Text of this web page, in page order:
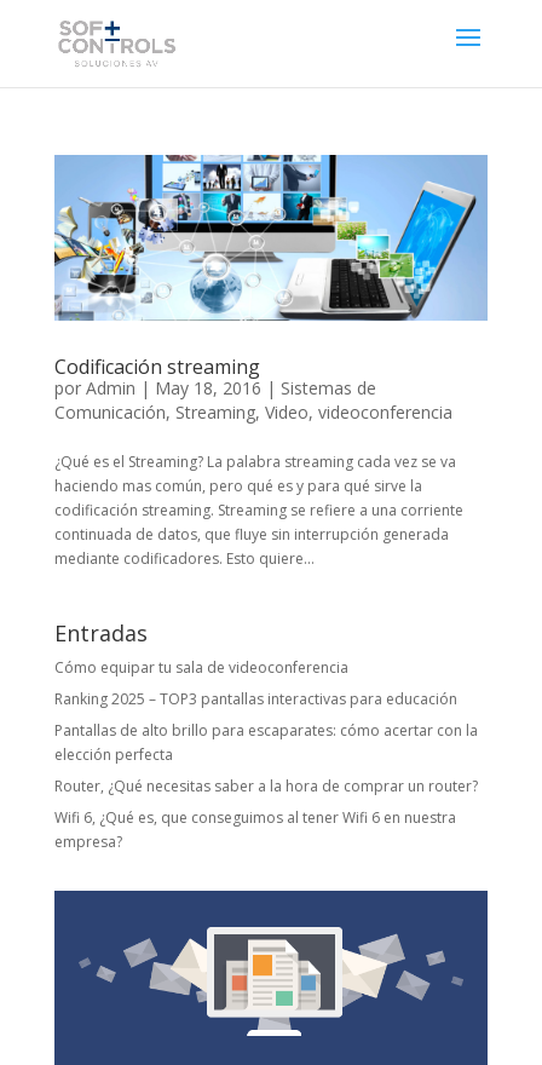
Codificación streaming
por Admin | May 18, 2016 | Sistemas de
Comunicación, Streaming, Video, videoconferencia
¿Qué es el Streaming? La palabra streaming cada vez se va
haciendo mas común, pero qué es y para qué sirve la
codificación streaming. Streaming se refiere a una corriente
continuada de datos, que fluye sin interrupción generada
mediante codificadores. Esto quiere...
Entradas
Cómo equipar tu sala de videoconferencia
Ranking 2025 – TOP3 pantallas interactivas para educación
Pantallas de alto brillo para escaparates: cómo acertar con la
elección perfecta
Router, ¿Qué necesitas saber a la hora de comprar un router?
Wifi 6, ¿Qué es, que conseguimos al tener Wifi 6 en nuestra
empresa?